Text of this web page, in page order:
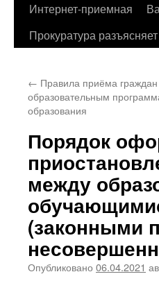
Интернет-приемная
Прокуратура разъясняет
← Правила приёма
образовательным
образования
Порядок
между
(законными
Опубликовано 06.04.2021